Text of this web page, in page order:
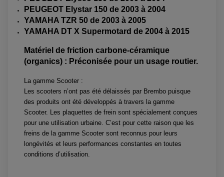
FREINAGE
ACCESSOIRE + VISSERIE FREINAGE
DISQUE DE FREIN
PLAQUETTE DE FREIN
KIT DURITE DE FREIN
KIT DURITE D'EMBRAYAGE MOTO
KIT RÉPARATION ÉTRIER DE FREIN
KIT RÉPARATION MAÎTRE CYLINDRE
MAÎTRE CYLINDRE
PRODUIT ENTRETIEN
STATOR ET REDRESSEUR / REGULATEUR
VENTILATEUR DE RADIATEUR
EQUIPEMENT FREINAGE QUAD / SSV
KIT DURITE DE FREIN QUAD
KIT REPARATION MAÎTRE CYLINDRE QUAD / SSV
PLAQUETTES DE FREIN QUAD / SSV
HUILE ET PRODUIT D'ENTRETIEN QUAD
HUILE POUR QUAD
PRODUIT D'ENTRETIEN QUAD
JANTES / ACCESSOIRES QUAD ET SSV
CHAÎNE A NEIGE QUAD-SSV
CHAÎNES A NEIGE
CHAMBRE A AIR QUAD ET SSV
MOUSSE
CHAMBRE À AIR
EQUIPEMENT FREINAGE MOTO CROSS ET
ENDURO
ACCESSOIRES FREINAGE
DISQUE DE FREIN AVANT
DISQUE DE FREIN ARRIÈRE
PLAQUETTE DE FREIN
KIT RÉPARATION PÉDALE DE FREIN
KIT RÉPARATION MAÎTRE CYLINDRE
KIT RÉPARATION ÉTRIER DE FREIN
PEUGEOT Elystar 150 de 2003 à 2004
YAMAHA TZR 50 de 2003 à 2005
YAMAHA DT X Supermotard de 2004 à 2015
Matériel de friction carbone-céramique
(organics) : Préconisée pour un usage routier.
La gamme Scooter :
Les scooters n’ont pas été délaissés par Brembo puisque
des produits ont été développés à travers la gamme
Scooter. Les plaquettes de frein sont spécialement conçues
pour une utilisation urbaine. C’est pour cette raison que les
freins de la gamme Scooter sont reconnus pour leurs
longévités et leurs performances constantes en toutes
conditions d’utilisation.